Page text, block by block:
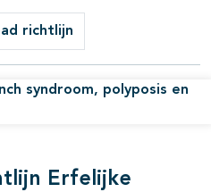
richtlijn
syndroom, polyposis en
Erfelijke